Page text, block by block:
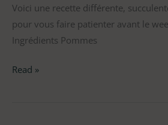
Voici une recette différente,
pour vous faire patienter avant le
Ingrédients Pommes
Read »